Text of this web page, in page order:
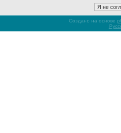
Создано на основе